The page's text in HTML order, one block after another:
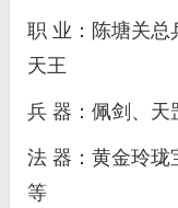
职 业：陈塘关总
天王
兵 器：佩剑、天
法 器：黄金玲珑
等